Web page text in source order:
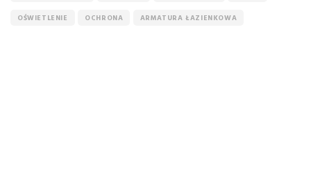
OŚWIETLENIE OCHRONA ARMATURA ŁAZIENKOWA